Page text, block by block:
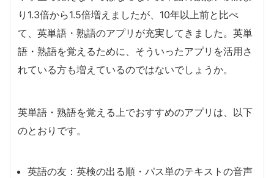
り1.3倍から1.5倍増えましたが、10年以上前と比べ
て、英単語・熟語のアプリが充実してきました。英単
語・熟語を覚えるために、そういったアプリを活用さ
れている方も増えているのではないでしょうか。
英単語・熟語を覚える上でおすすめのアプリは、以下
のとおりです。
英語の友：英検の出る順・パス単のテキストの音声